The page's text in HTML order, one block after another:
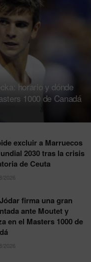
horario y dónde
1000 de Canadá
excluir a Marruecos
2030 tras la crisis
de Ceuta
2026
firma una gran
ante Moutet y
en el Masters 1000 de
2026